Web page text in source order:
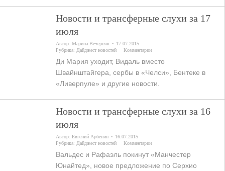
Новости и трансферные слухи за 17
июля
Автор:Марина Вечерняя
17.07.2015
Рубрика: Дайджест новостей Комментарии
Ди Мария уходит, Видаль вместо
Швайнштайгера, сербы в «Челси», Бентеке в
«Ливерпуле» и другие новости.
Новости и трансферные слухи за 16
июля
Автор:Евгений Арбенин
16.07.2015
Рубрика: Дайджест новостей Комментарии
Вальдес и Рафаэль покинут «Манчестер
Юнайтед», новое предложение по Серхио